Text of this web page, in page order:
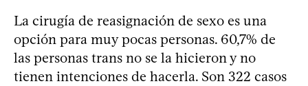
La cirugía de reasignación de sexo es una
opción para muy pocas personas. 60,7% de
las personas trans no se la hicieron y no
tienen intenciones de hacerla. Son 322 casos